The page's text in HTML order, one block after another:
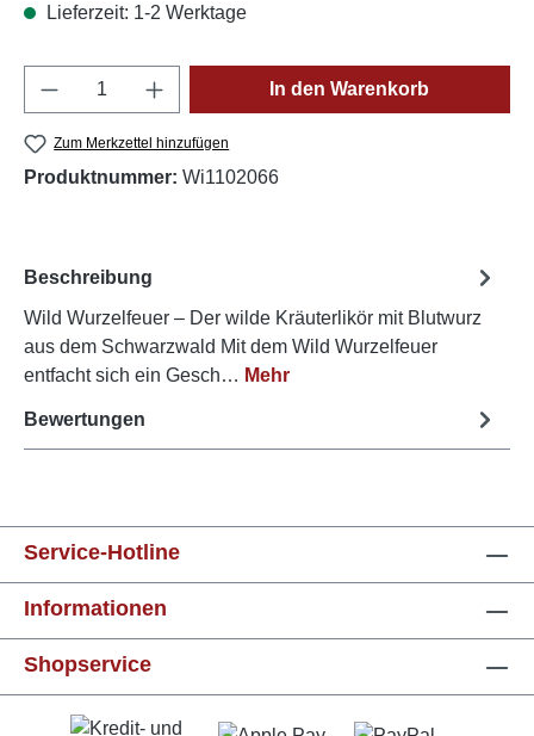
Lieferzeit: 1-2 Werktage
Produkt Anzahl: Gib den gewünschten
In den Warenkorb
Zum Merkzettel hinzufügen
Produktnummer: Wi1102066
Beschreibung
Wild Wurzelfeuer – Der wilde Kräuterlikör mit Blutwurz
aus dem Schwarzwald Mit dem Wild Wurzelfeuer
entfacht sich ein Gesch… Mehr
Bewertungen
Service-Hotline
Informationen
Shopservice